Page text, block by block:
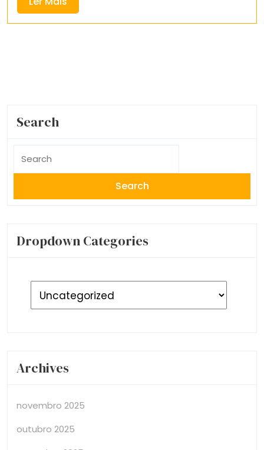
Mais
Search
for:
Dropdown Categories
Archives
novembro 2025
outubro 2025